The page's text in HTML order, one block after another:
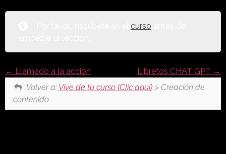
curso
Llamado a la acción
Libretos CHAT GPT
Volver a: Vive de tu curso (Clic aquí)> Creación de
contenido